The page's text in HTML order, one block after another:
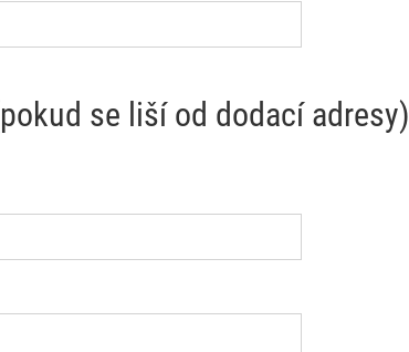
se liší od dodací adresy)